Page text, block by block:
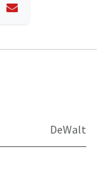
DeWalt